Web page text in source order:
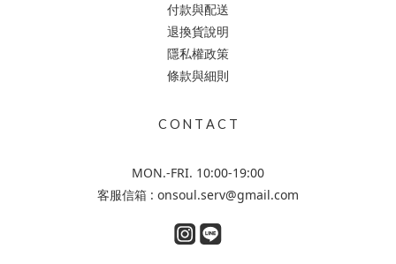
付款與配送
退換貨說明
隱私權政策
條款與細則
C O N T A C T
MON.-FRI. 10:00-19:00
客服信箱 : onsoul.serv@gmail.com